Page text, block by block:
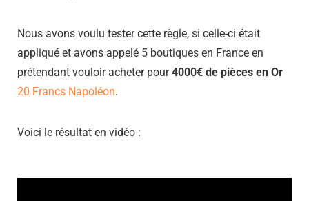
Nous avons voulu tester cette règle, si celle-ci était
appliqué et avons appelé 5 boutiques en France en
prétendant vouloir acheter pour4000€ de pièces en Or
20 Francs Napoléon.
Voici le résultat en vidéo :